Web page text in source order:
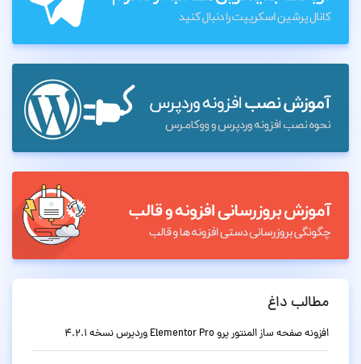
مطالب داغ
افزونه صفحه ساز المنتور پرو Elementor Pro وردپرس نسخه 4.2.1